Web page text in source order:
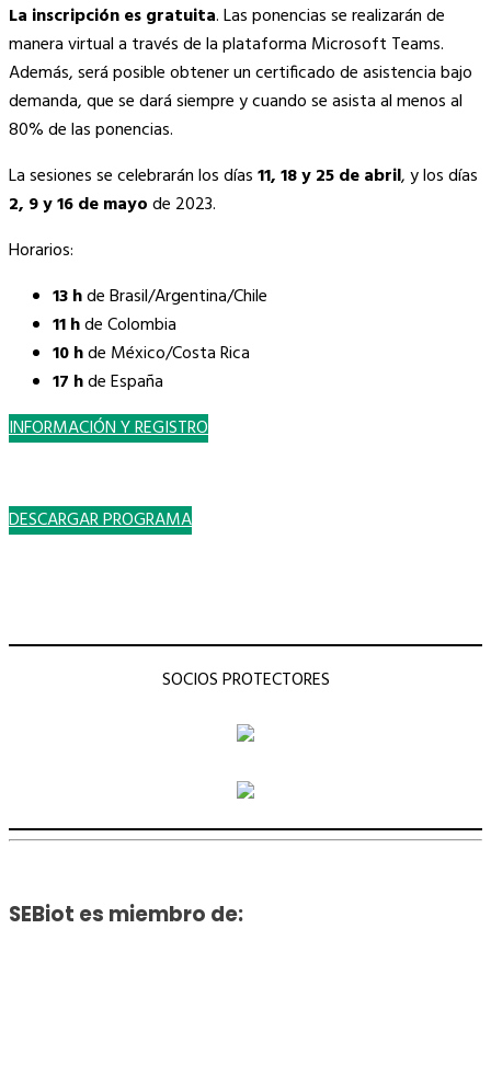
La inscripción es gratuita. Las ponencias se realizarán de
manera virtual a través de la plataforma Microsoft Teams.
Además, será posible obtener un certificado de asistencia bajo
demanda, que se dará siempre y cuando se asista al menos al
80% de las ponencias.
La sesiones se celebrarán los días11, 18 y 25 de abril, y los días
2, 9 y 16 de mayode 2023.
Horarios:
13 hde Brasil/Argentina/Chile
11 hde Colombia
10 hde México/Costa Rica
17 hde España
INFORMACIÓN Y REGISTRO
DESCARGAR PROGRAMA
SOCIOS PROTECTORES
SEBiot es miembro de: